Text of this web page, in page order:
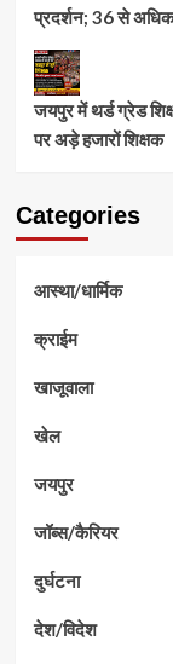
प्रदर्शन; 36 से अधिक
जयपुर में थर्ड ग्रेड
पर अड़े हजारों शिक्षक
Categories
आस्था/धार्मिक
क्राईम
खाजूवाला
खेल
जयपुर
जॉब्स/कैरियर
दुर्घटना
देश/विदेश